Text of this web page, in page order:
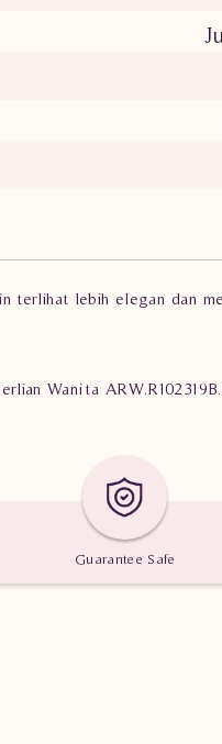
terlihat lebih elegan dan
Wanita
Guarantee Safe